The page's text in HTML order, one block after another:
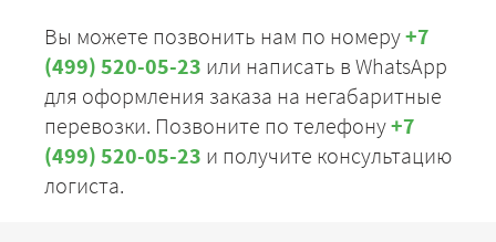
Вы можете позвонить нам по номеру+7
(499) 520-05-23 или написать в WhatsApp
для оформления заказа на негабаритные
перевозки. Позвоните по телефону+7
(499) 520-05-23 и получите консультацию
логиста.